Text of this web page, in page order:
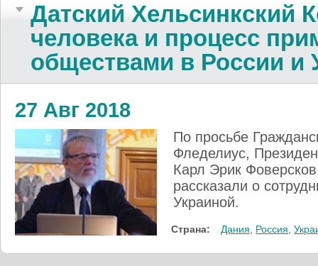
Датский Хельсинкский
человека и процесс
обществами в России и
27 Авг 2018
По просьбе
Фледелиус,
Карл Эрик
рассказали о
Украиной.
Страна: Дания Россия